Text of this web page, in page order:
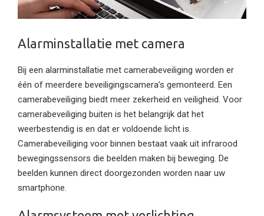
Alarminstallatie met camera
Bij een alarminstallatie met camerabeveiliging worden er
één of meerdere beveiligingscamera’s gemonteerd. Een
camerabeveiliging biedt meer zekerheid en veiligheid. Voor
camerabeveiliging buiten is het belangrijk dat het
weerbestendig is en dat er voldoende licht is.
Camerabeveiliging voor binnen bestaat vaak uit infrarood
bewegingssensors die beelden maken bij beweging. De
beelden kunnen direct doorgezonden worden naar uw
smartphone.